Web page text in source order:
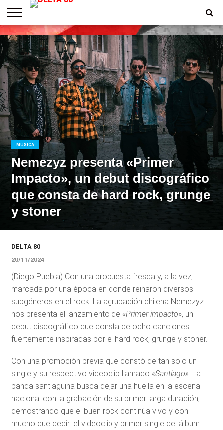
ENTREVISTAS
PREMIOS
PRODUCCIONES
PROGRAMACION
CONTACTO
HOMEPAGE
MUSICA
Nemezyz presenta «Primer
Impacto», un debut discográfico
que consta de hard rock, grunge
y stoner
DELTA 80
20/11/2024
(Diego Puebla) Con una propuesta fresca y, a la vez,
marcada por una época en donde reinaron diversos
subgéneros en el rock. La agrupación chilena Nemezyz
nos presenta el lanzamiento de «Primer impacto», un
debut discográfico que consta de ocho canciones
fuertemente inspiradas por el hard rock, grunge y stoner.
Con una promoción previa que constó de tan solo un
single y su respectivo videoclip llamado «Santiago». La
banda santiaguina busca dejar una huella en la escena
nacional con la grabación de su primer larga duración,
demostrando que el buen rock continúa vivo y con
mucho que decir: el videoclip y primer single del álbum